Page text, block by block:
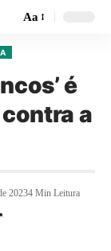
Aa
é
a
20234 Min Leitura